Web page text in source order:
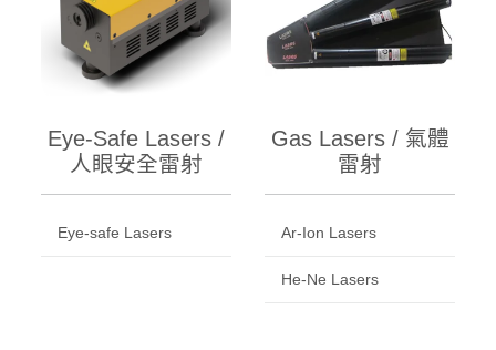
Eye-Safe Lasers /
人眼安全雷射
Eye-safe Lasers
Gas Lasers / 氣體
雷射
Ar-Ion Lasers
He-Ne Lasers